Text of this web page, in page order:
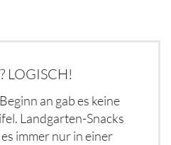
LOGISCH!
an gab es keine
Landgarten-Snacks
immer nur in einer